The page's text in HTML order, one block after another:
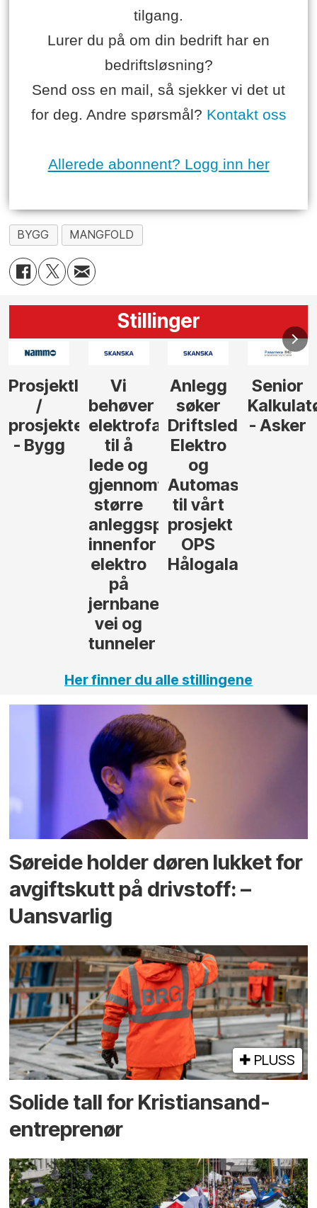
tilgang.
Lurer du på om din bedrift har en
bedriftsløsning?
Send oss en mail, så sjekker vi det ut
for deg. Andre spørsmål? Kontakt oss
Allerede abonnent? Logg inn her
BYGG MANGFOLD
Stillinger
Anlegg
søker
Driftsleder
Elektro
Automasjon
Hålogalandsvegen
Senior
Kalkulatør
- Asker
Senior
Tilbudsleder
Anlegg
- Oslo
Her finner du alle stillingene
Søreide holder døren lukket for
avgiftskutt på drivstoff: –
Uansvarlig
PLUSS
Solide tall for Kristiansand-
entreprenør